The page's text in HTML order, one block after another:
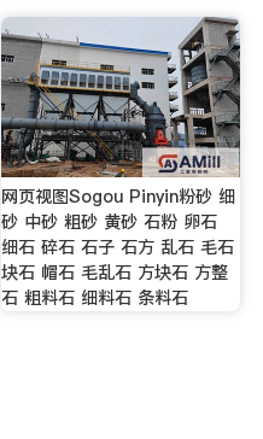
网页视图Sogou Pinyin粉砂 细
砂 中砂 粗砂 黄砂 石粉 卵石
细石 碎石 石子 石方 乱石 毛石
块石 帽石 毛乱石 方块石 方整
石 粗料石 细料石 条料石